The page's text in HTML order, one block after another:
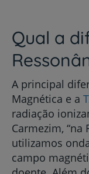
Qual a
A principal
Magnética e a
radiação
Carmezim, “na
utilizamos
campo